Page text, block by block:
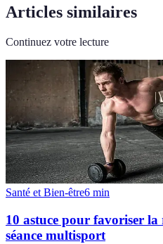
Articles similaires
Continuez votre lecture
Santé et Bien-être6 min
10 astuce pour favoriser
séance multisport